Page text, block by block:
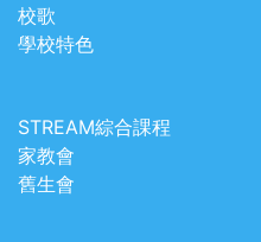
校歌
學校特色
STREAM綜合課程
家教會
舊生會